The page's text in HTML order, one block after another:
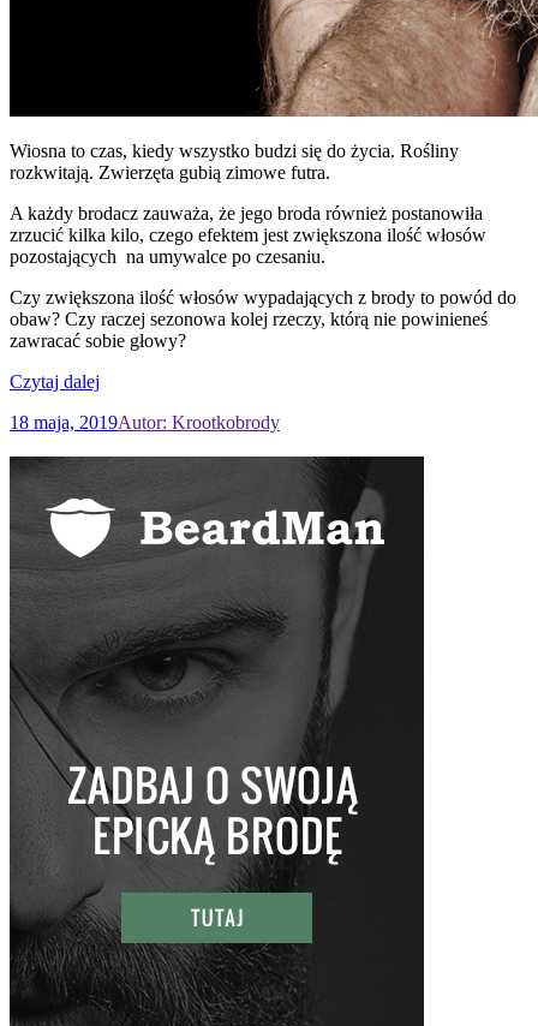
Wiosna to czas, kiedy wszystko budzi się do życia. Rośliny
rozkwitają. Zwierzęta gubią zimowe futra.
A każdy brodacz zauważa, że jego broda również postanowiła
zrzucić kilka kilo, czego efektem jest zwiększona ilość włosów
pozostających na umywalce po czesaniu.
Czy zwiększona ilość włosów wypadających z brody to powód do
obaw? Czy raczej sezonowa kolej rzeczy, którą nie powinieneś
zawracać sobie głowy?
Czytaj dalej
18 maja, 2019Autor: Krootkobrody